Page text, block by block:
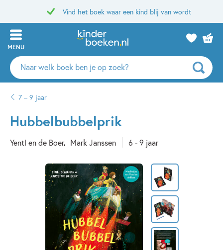
Vind het boek waar een kind blij van wordt
MENU
Zoeken
naar
auteurs
uitgevers
7 – 9 jaar
Hubbelbubbelprik
Yentl en de Boer Mark Janssen 6 - 9 jaar